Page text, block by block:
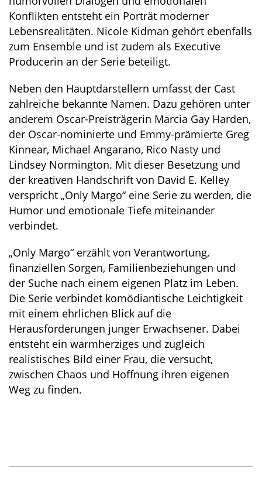
Konflikten entsteht ein Porträt moderner
Lebensrealitäten. Nicole Kidman gehört ebenfalls
zum Ensemble und ist zudem als Executive
Producerin an der Serie beteiligt.
Neben den Hauptdarstellern umfasst der Cast
zahlreiche bekannte Namen. Dazu gehören unter
anderem Oscar-Preisträgerin Marcia Gay Harden,
der Oscar-nominierte und Emmy-prämierte Greg
Kinnear, Michael Angarano, Rico Nasty und
Lindsey Normington. Mit dieser Besetzung und
der kreativen Handschrift von David E. Kelley
verspricht „Only Margo“ eine Serie zu werden, die
Humor und emotionale Tiefe miteinander
verbindet.
„Only Margo“ erzählt von Verantwortung,
finanziellen Sorgen, Familienbeziehungen und
der Suche nach einem eigenen Platz im Leben.
Die Serie verbindet komödiantische Leichtigkeit
mit einem ehrlichen Blick auf die
Herausforderungen junger Erwachsener. Dabei
entsteht ein warmherziges und zugleich
realistisches Bild einer Frau, die versucht,
zwischen Chaos und Hoffnung ihren eigenen
Weg zu finden.